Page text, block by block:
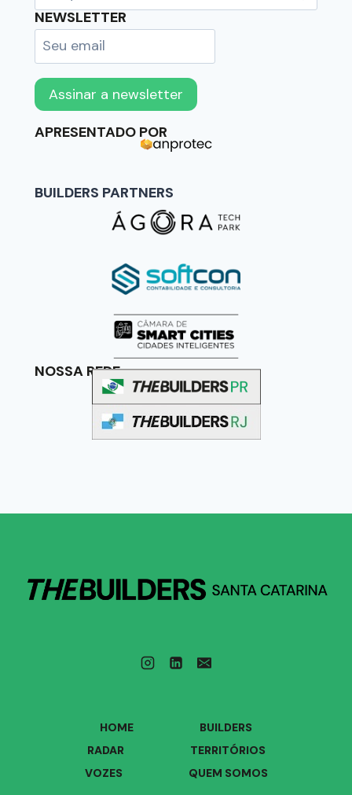
NEWSLETTER
APRESENTADO POR
BUILDERS PARTNERS
NOSSA REDE
HOME
BUILDERS
RADAR
TERRITÓRIOS
VOZES
QUEM SOMOS